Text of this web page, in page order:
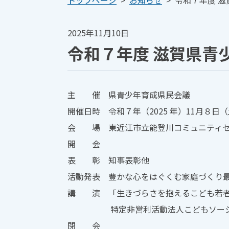
2025年11月10日
令和７年度 滋賀県
主 催 県青少年育成県民会議
開催日時 令和７年（2025 年）11月８日
会 場 東近江市立能登川コミュニティ
開 会
表 彰 知事表彰他
活動発表 豊かな心をはぐくむ家庭づくり
講 演 「生きづらさを抱えるこども若者
特定非営利活動法人こどもソーシ
閉 会